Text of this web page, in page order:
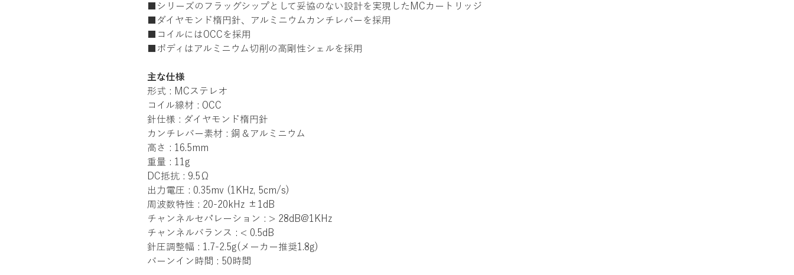
■シリーズのフラッグシップとして妥協のない設計を実現したMCカートリッジ
■ダイヤモンド楕円針、アルミニウムカンチレバーを採用
■コイルにはOCCを採用
■ボディはアルミニウム切削の高剛性シェルを採用
主な仕様
形式 : MCステレオ
コイル線材 : OCC
針仕様 : ダイヤモンド楕円針
カンチレバー素材 : 銅＆アルミニウム
高さ : 16.5mm
重量 : 11g
DC抵抗 : 9.5Ω
出力電圧 : 0.35mv (1KHz, 5cm/s)
周波数特性 : 20-20kHz ±1dB
チャンネルセパレーション : > 28dB@1KHz
チャンネルバランス : < 0.5dB
針圧調整幅 : 1.7-2.5g(メーカー推奨1.8g)
バーンイン時間 : 50時間